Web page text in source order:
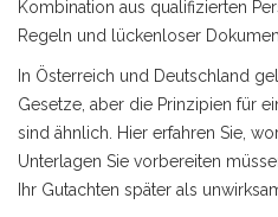
Kombination aus qualifizierten
Regeln und lückenloser
In Österreich und Deutschland
Gesetze, aber die Prinzipien für
sind ähnlich. Hier erfahren Sie,
Unterlagen Sie vorbereiten
Ihr Gutachten später als